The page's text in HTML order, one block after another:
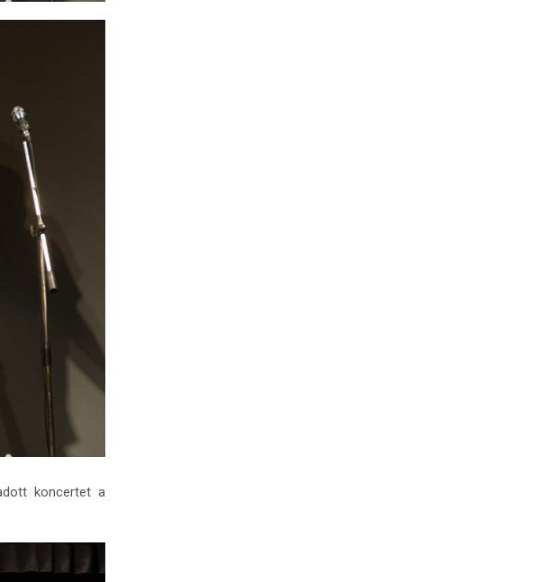
koncertet a